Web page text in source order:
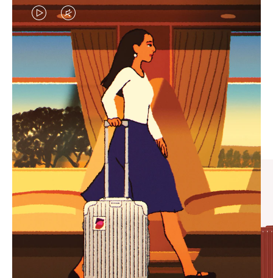
EL
VÍDEO
ESTÁ
PAUSADO,
PULSE
PARA
PAUSARLO.
EL
SONIDO
DEL
VÍDEO
ESTÁ
DESACTIVADO:
PULSE
PARA
ACTIVARLO.
IDAS DE REGALO CUIDADOSAMENTE ELEGIDAS
Encuentre su compañero de
viaje ideal